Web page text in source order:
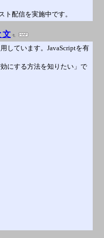
ト配信を実施中です。
文
しています。JavaScriptを有
にする方法を知りたい」で